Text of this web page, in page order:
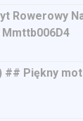
Rowerowy
## Piękny